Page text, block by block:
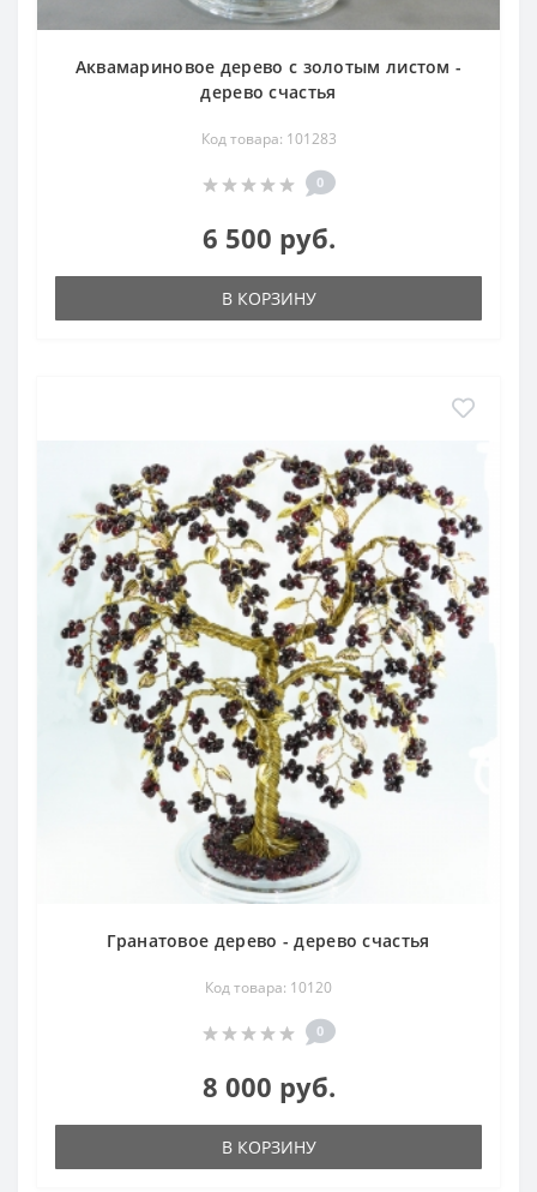
Аквамариновое дерево с золотым листом -
дерево счастья
Код товара: 101283
0
6 500 руб.
В КОРЗИНУ
Гранатовое дерево - дерево счастья
Код товара: 10120
0
8 000 руб.
В КОРЗИНУ